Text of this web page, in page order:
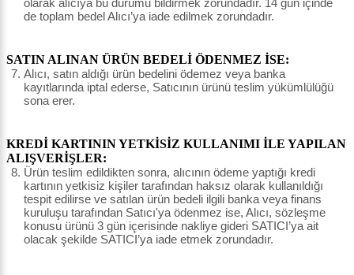
olarak alıcıya bu durumu bildirmek zorundadır. 14 gün içinde
de toplam bedel Alıcı’ya iade edilmek zorundadır.
SATIN ALINAN ÜRÜN BEDELİ ÖDENMEZ İSE:
Alıcı, satın aldığı ürün bedelini ödemez veya banka
kayıtlarında iptal ederse, Satıcının ürünü teslim yükümlülüğü
sona erer.
KREDİ KARTININ YETKİSİZ KULLANIMI İLE YAPILAN
ALIŞVERİŞLER:
Ürün teslim edildikten sonra, alıcının ödeme yaptığı kredi
kartının yetkisiz kişiler tarafından haksız olarak kullanıldığı
tespit edilirse ve satılan ürün bedeli ilgili banka veya finans
kuruluşu tarafından Satıcı'ya ödenmez ise, Alıcı, sözleşme
konusu ürünü 3 gün içerisinde nakliye gideri SATICI’ya ait
olacak şekilde SATICI’ya iade etmek zorundadır.